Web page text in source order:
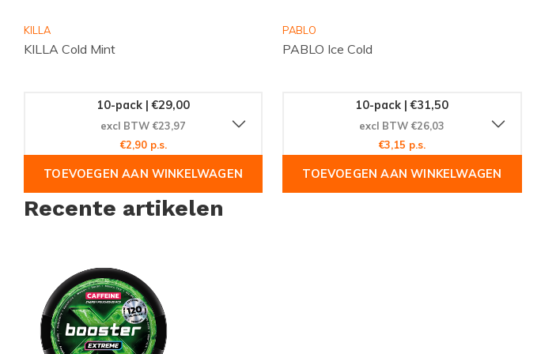
KILLA
KILLA Cold Mint
10-pack | €29,00
excl BTW €23,97
€2,90 p.s.
TOEVOEGEN AAN WINKELWAGEN
PABLO
PABLO Ice Cold
10-pack | €31,50
excl BTW €26,03
€3,15 p.s.
TOEVOEGEN AAN WINKELWAGEN
Recente artikelen